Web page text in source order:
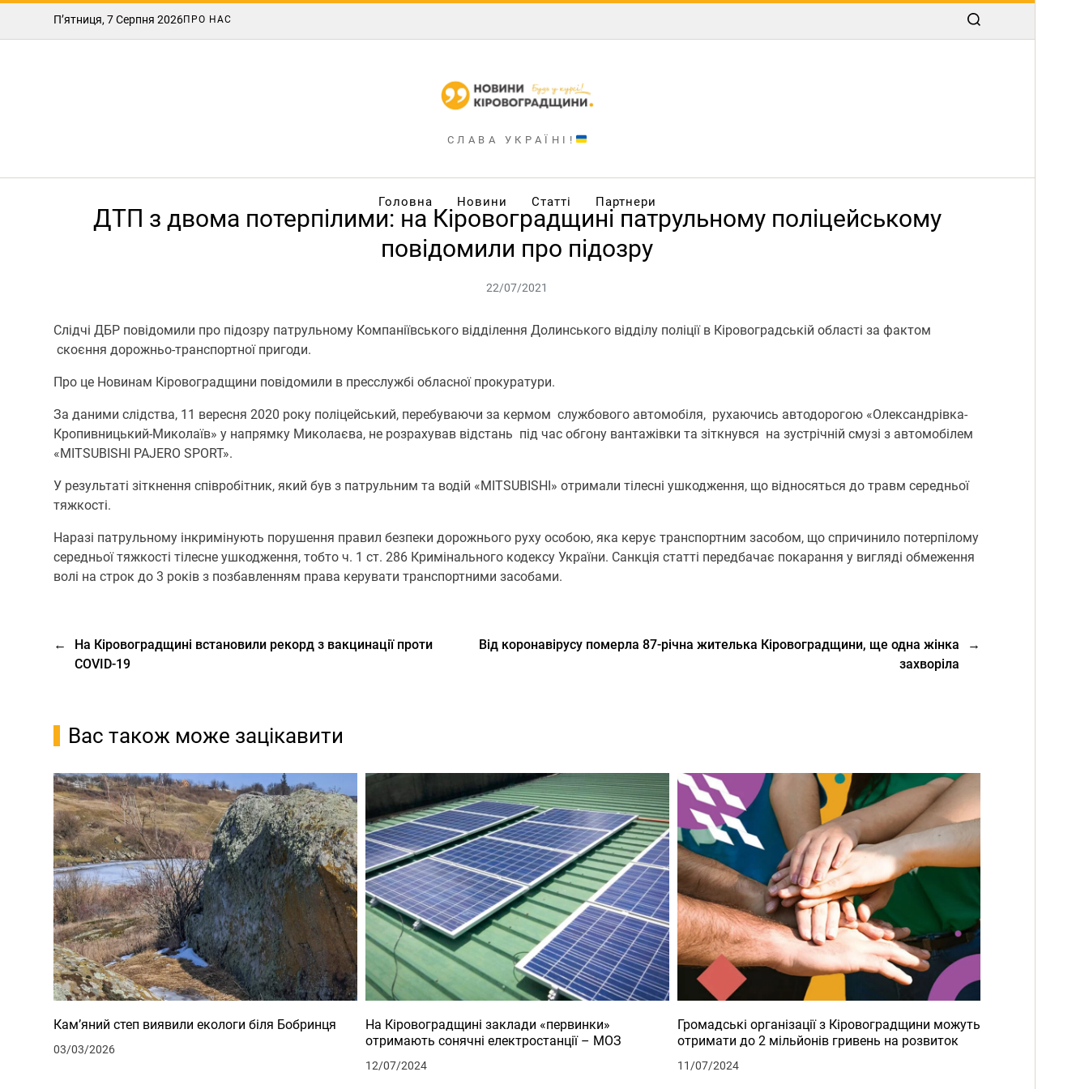
П’ятниця, 7 Серпня 2026ПРО НАС
СЛАВА УКРАЇНІ!
Головна Новини Статті Партнери
ДТП з двома потерпілими: на Кіровоградщині патрульному поліцейському
повідомили про підозру
22/07/2021
Слідчі ДБР повідомили про підозру патрульному Компаніївського відділення Долинського відділу поліції в Кіровоградській області за фактом
скоєння дорожньо-транспортної пригоди.
Про це Нoвинам Кірoвoградщини повідомили в пресслужбі обласної прокуратури.
За даними слідства, 11 вересня 2020 року поліцейський, перебуваючи за кермом службового автомобіля, рухаючись автодорогою «Олександрівка-
Кропивницький-Миколаїв» у напрямку Миколаєва, не розрахував відстань під час обгону вантажівки та зіткнувся на зустрічній смузі з автомобілем
«MITSUBISHI PAJERO SPORT».
У результаті зіткнення співробітник, який був з патрульним та водій «MITSUBISHI» отримали тілесні ушкодження, що відносяться до травм середньої
тяжкості.
Наразі патрульному інкримінують порушення правил безпеки дорожнього руху особою, яка керує транспортним засобом, що спричинило потерпілому
середньої тяжкості тілесне ушкодження, тобто ч. 1 ст. 286 Кримінального кодексу України. Санкція статті передбачає покарання у вигляді обмеження
волі на строк до 3 років з позбавленням права керувати транспортними засобами.
←
На Кіровоградщині встановили рекорд з вакцинації проти
COVID-19
→
Від коронавірусу померла 87-річна жителька Кіровоградщини, ще одна жінка
захворіла
Вас також може зацікавити
Кам’яний степ виявили екологи біля Бобринця
03/03/2026
На Кіровоградщині заклади «первинки»
отримають сонячні електростанції – МОЗ
12/07/2024
Громадські організації з Кіровоградщини можуть
отримати до 2 мільйонів гривень на розвиток
11/07/2024